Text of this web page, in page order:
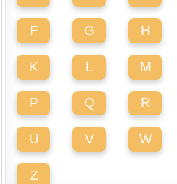
F G H
K L M
P Q R
U V W
Z